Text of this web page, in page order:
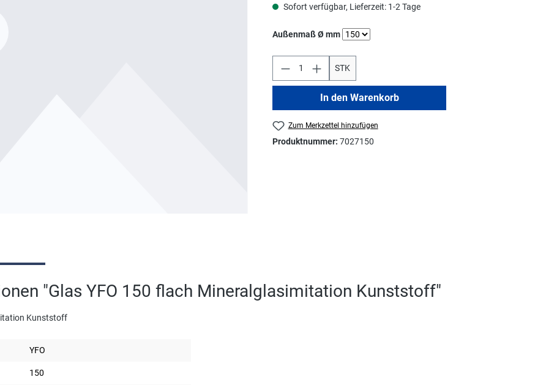
Sofort verfügbar, Lieferzeit: 1-2 Tage
Außenmaß Ø mmauswählen
STK
In den Warenkorb
Zum Merkzettel hinzufügen
Produktnummer:7027150
"Glas YFO 150 flach Mineralglasimitation Kunststoff"
Kunststoff
YFO
150